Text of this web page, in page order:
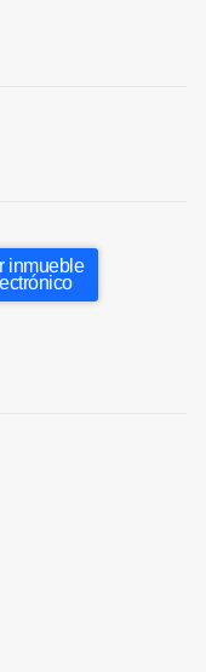
inmueble